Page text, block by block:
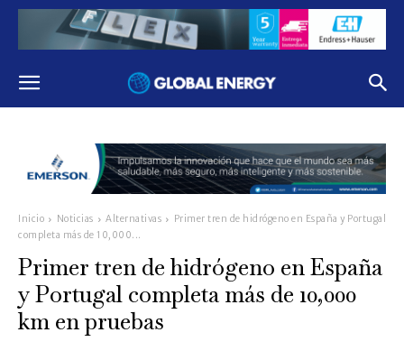
Inicio Noticias Alternativas
Primer tren de hidrógeno en España y Portugal
completa más de 10,000...
Primer tren de hidrógeno en España
y Portugal completa más de 10,000
km en pruebas